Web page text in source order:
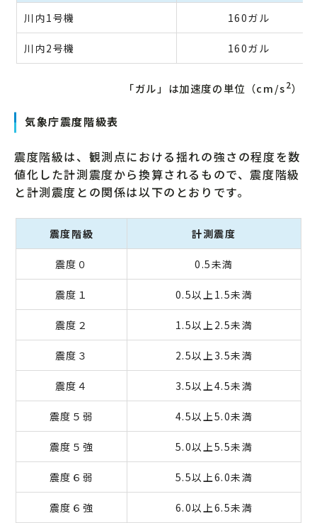
川内1号機 160ガル
川内2号機 160ガル
「ガル」は加速度の単位（cm/s2）
気象庁震度階級表
震度階級は、観測点における揺れの強さの程度を数
値化した計測震度から換算されるもので、震度階級
と計測震度との関係は以下のとおりです。
震度階級 計測震度
震度０ 0.5未満
震度１ 0.5以上1.5未満
震度２ 1.5以上2.5未満
震度３ 2.5以上3.5未満
震度４ 3.5以上4.5未満
震度５弱 4.5以上5.0未満
震度５強 5.0以上5.5未満
震度６弱 5.5以上6.0未満
震度６強 6.0以上6.5未満